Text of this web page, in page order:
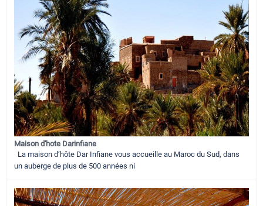
Maison d'hote Darinfiane
La maison d’hôte Dar Infiane vous accueille au Maroc du Sud, dans
un auberge de plus de 500 années ni